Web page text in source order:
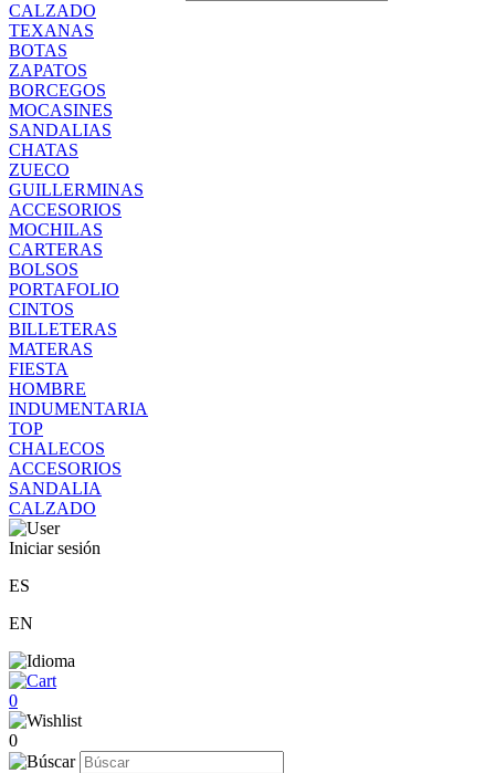
CALZADO
TEXANAS
BOTAS
ZAPATOS
BORCEGOS
MOCASINES
SANDALIAS
CHATAS
ZUECO
GUILLERMINAS
ACCESORIOS
MOCHILAS
CARTERAS
BOLSOS
PORTAFOLIO
CINTOS
BILLETERAS
MATERAS
FIESTA
HOMBRE
INDUMENTARIA
TOP
CHALECOS
ACCESORIOS
SANDALIA
CALZADO
Iniciar sesión
ES
EN
0
0